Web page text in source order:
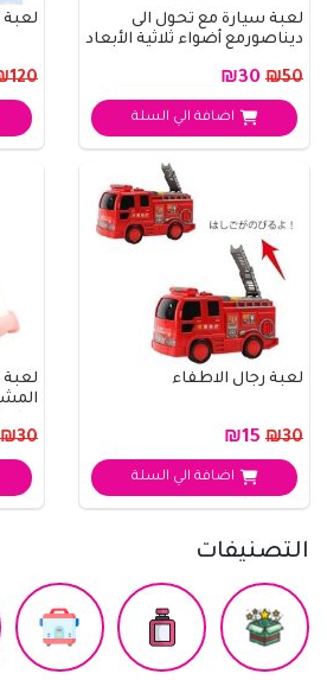
لعبة سيارة مع تحول الى
ديناصورمع أضواء ثلاثية الأبعاد
₪50
اضافة الي السلة
لعبة Sport Scooter
لعبة رجال الاطفاء
₪30
اضافة الي السلة
₪30
التصنيفات